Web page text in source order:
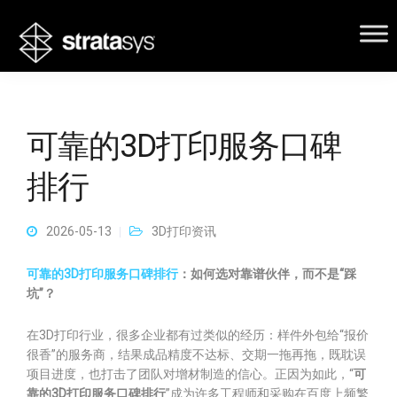
可靠的3D打印服务口碑
排行
2026-05-13 3D打印资讯
可靠的3D打印服务口碑排行：如何选对靠谱伙伴，而不是“踩
坑”？
在3D打印行业，很多企业都有过类似的经历：样件外包给“报价
很香”的服务商，结果成品精度不达标、交期一拖再拖，既耽误
项目进度，也打击了团队对增材制造的信心。正因为如此，“可
靠的3D打印服务口碑排行”成为许多工程师和采购在百度上频繁